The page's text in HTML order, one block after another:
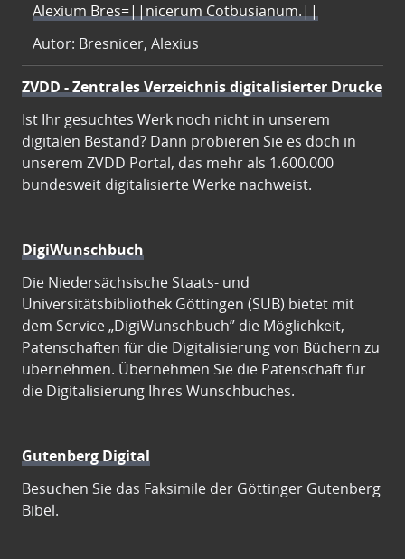
Alexium Bres=||nicerum Cotbusianum.||
Autor: Bresnicer, Alexius
ZVDD - Zentrales Verzeichnis digitalisierter Drucke
Ist Ihr gesuchtes Werk noch nicht in unserem
digitalen Bestand? Dann probieren Sie es doch in
unserem ZVDD Portal, das mehr als 1.600.000
bundesweit digitalisierte Werke nachweist.
DigiWunschbuch
Die Niedersächsische Staats- und
Universitätsbibliothek Göttingen (SUB) bietet mit
dem Service „DigiWunschbuch” die Möglichkeit,
Patenschaften für die Digitalisierung von Büchern zu
übernehmen. Übernehmen Sie die Patenschaft für
die Digitalisierung Ihres Wunschbuches.
Gutenberg Digital
Besuchen Sie das Faksimile der Göttinger Gutenberg
Bibel.